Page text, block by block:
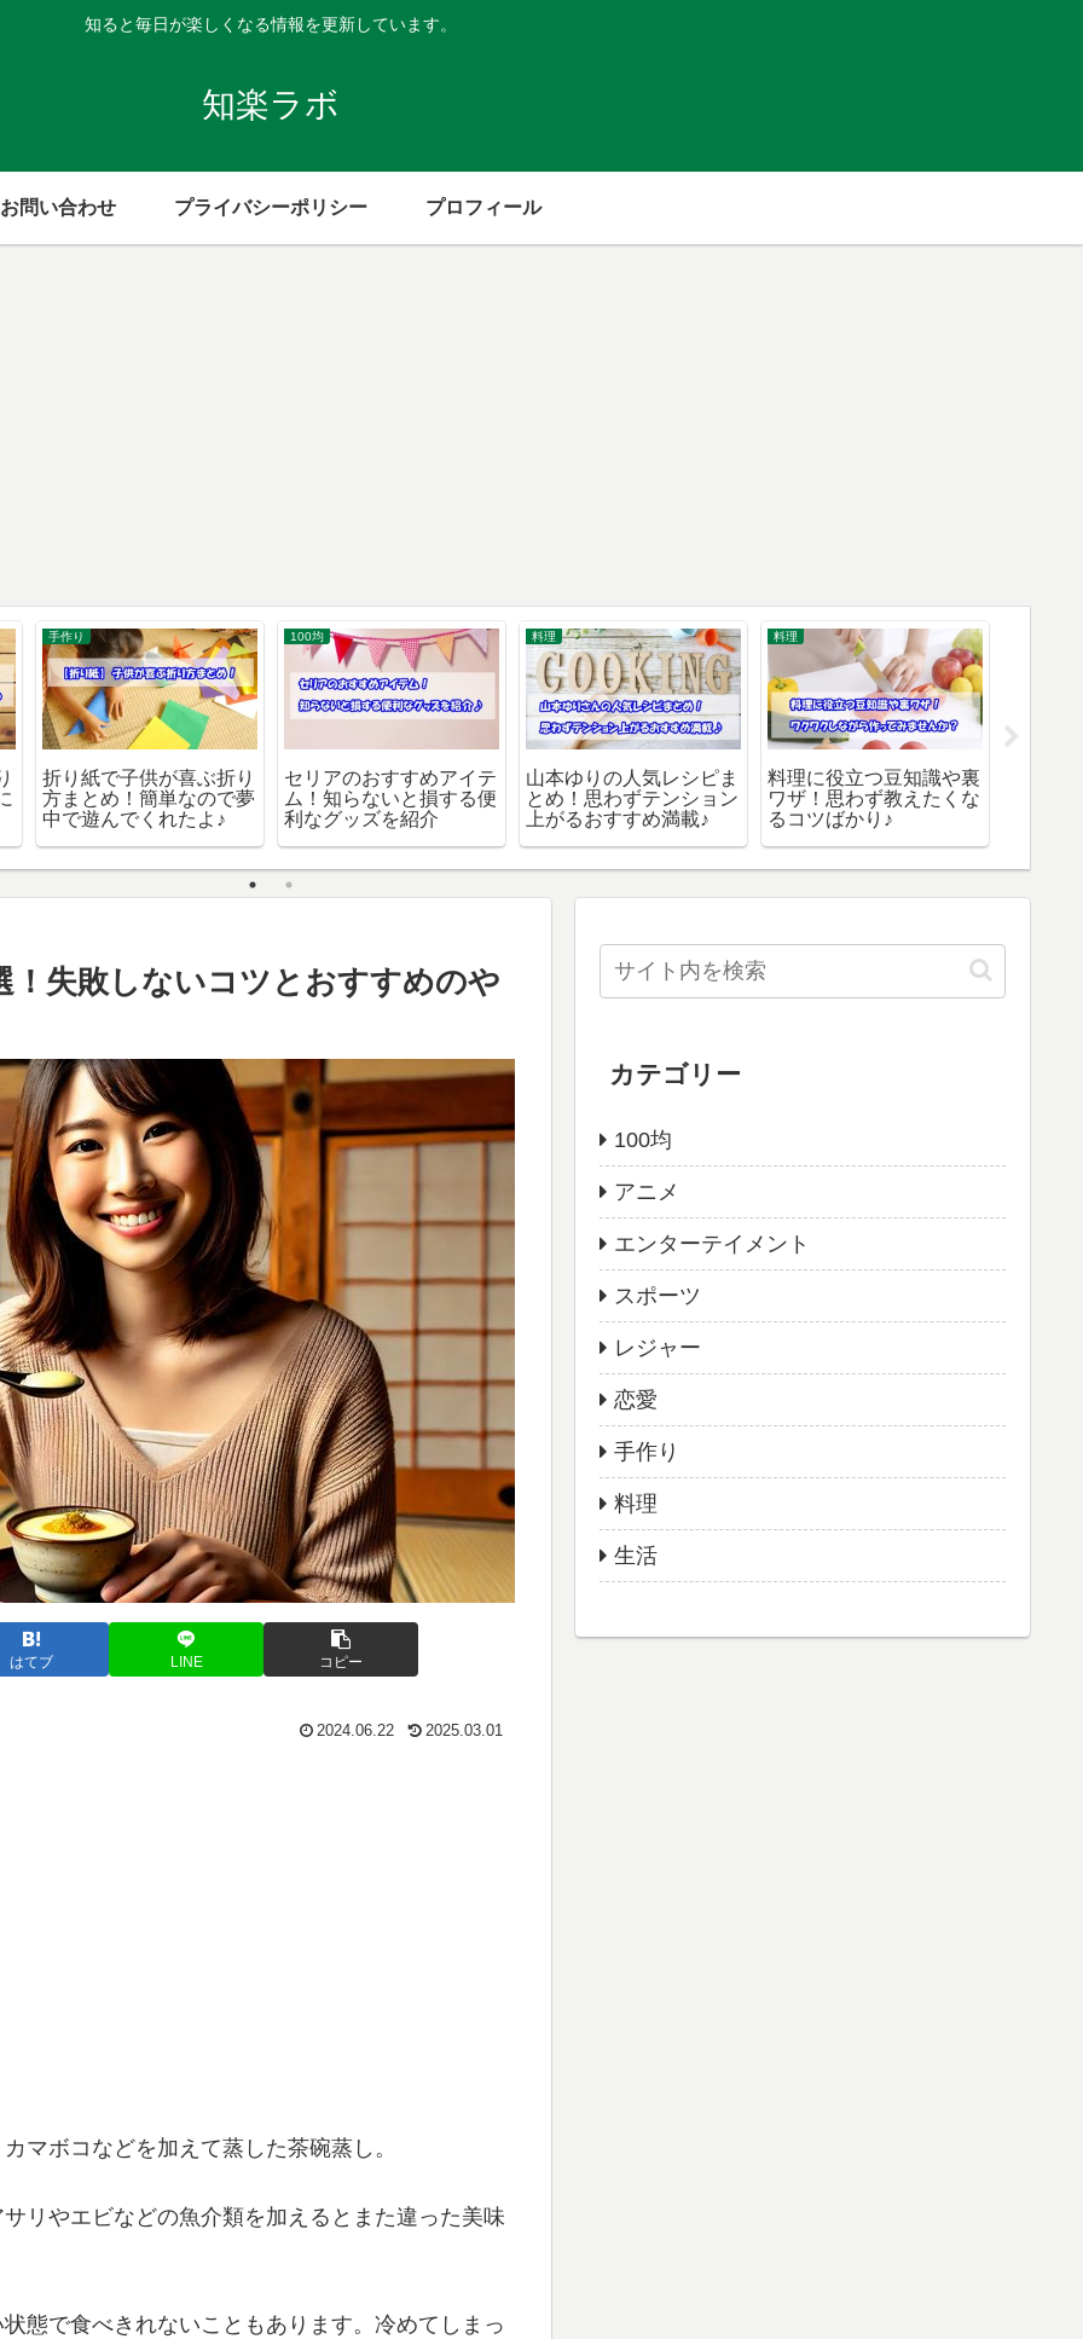
知ると毎日が楽しくなる情報を更新しています。
知楽ラボ
お問い合わせ プライバシーポリシー プロフィール
手作り
折り紙で子供が喜ぶ折り
方まとめ！簡単なので夢
中で遊んでくれたよ♪
100均
セリアのおすすめアイテ
ム！知らないと損する便
利なグッズを紹介
料理
山本ゆりの人気レシピま
とめ！思わずテンション
上がるおすすめ満載♪
料理
料理に役立つ豆知識や裏
ワザ！思わず教えたくな
るコツばかり♪
失敗しないコツとおすすめのや
はてブ LINE コピー
2024.06.22 2025.03.01
マボコなどを加えて蒸した茶碗蒸し。
リやエビなどの魚介類を加えるとまた違った美味
態で食べきれないこともあります。冷めてしまっ
カテゴリー
100均
アニメ
エンターテイメント
スポーツ
レジャー
恋愛
手作り
料理
生活